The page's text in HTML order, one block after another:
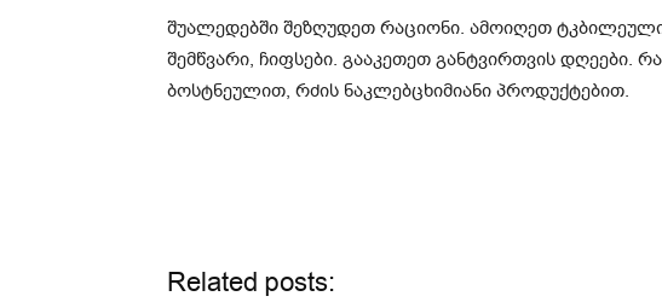
შუალედებში შეზღუდეთ რაციონი. ამოიღეთ
შემწვარი, ჩიფსები. გააკეთეთ განტვირთვის დღეები.
ბოსტნეულით, რძის ნაკლებცხიმიანი პროდუქტებით.
Related posts: